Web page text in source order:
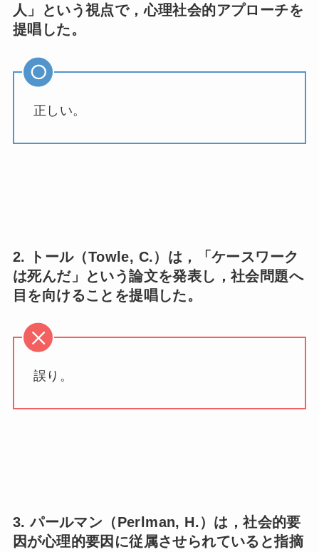
人」という視点で，心理社会的アプローチを
提唱した。
正しい。
2. トール（Towle, C.）は，「ケースワーク
は死んだ」という論文を発表し，社会問題へ
目を向けることを提唱した。
誤り。
3. パールマン（Perlman, H.）は，社会的要
因が心理的要因に従属させられていると指摘